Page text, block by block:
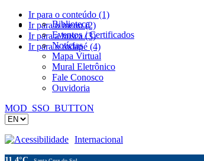
Ir para o conteúdo (1)
Ir para o menu (2)
Ir para a busca (3)
Ir para o rodapé (4)
Biblioteca
Eventos / Certificados
Notícias
Mapa Virtual
Mural Eletrônico
Fale Conosco
Ouvidoria
MOD_SSO_BUTTON
Acessibilidade Internacional